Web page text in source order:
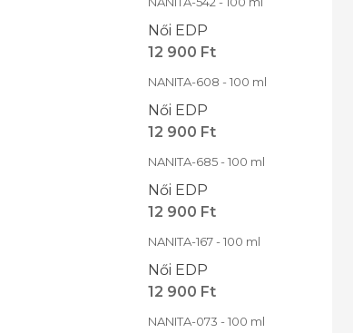
Női EDP
12 900 Ft
NANITA-608 - 100 ml
Női EDP
12 900 Ft
NANITA-685 - 100 ml
Női EDP
12 900 Ft
NANITA-167 - 100 ml
Női EDP
12 900 Ft
NANITA-073 - 100 ml